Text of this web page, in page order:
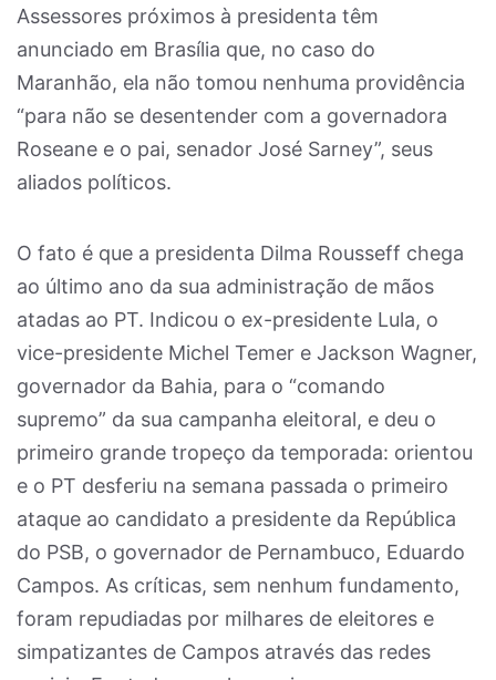
Assessores próximos à presidenta têm
anunciado em Brasília que, no caso do
Maranhão, ela não tomou nenhuma providência
“para não se desentender com a governadora
Roseane e o pai, senador José Sarney”, seus
aliados políticos.
O fato é que a presidenta Dilma Rousseff chega
ao último ano da sua administração de mãos
atadas ao PT. Indicou o ex-presidente Lula, o
vice-presidente Michel Temer e Jackson Wagner,
governador da Bahia, para o “comando
supremo” da sua campanha eleitoral, e deu o
primeiro grande tropeço da temporada: orientou
e o PT desferiu na semana passada o primeiro
ataque ao candidato a presidente da República
do PSB, o governador de Pernambuco, Eduardo
Campos. As críticas, sem nenhum fundamento,
foram repudiadas por milhares de eleitores e
simpatizantes de Campos através das redes